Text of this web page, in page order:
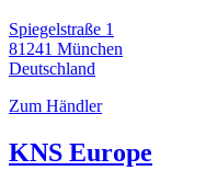
Spiegelstraße 1
81241 München
Deutschland
Zum Händler
KNS Europe